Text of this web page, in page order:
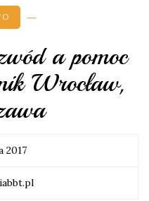
a pomoc
Wrocław,
2017